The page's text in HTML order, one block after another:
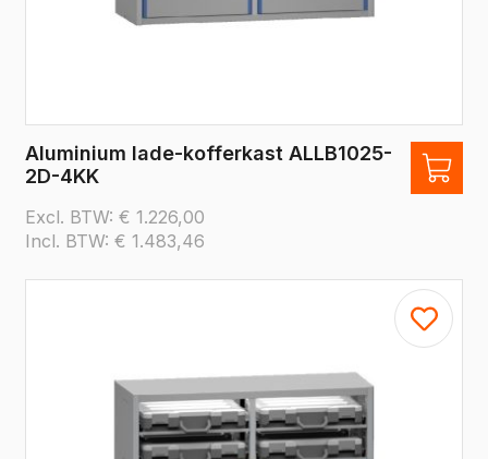
Aluminium lade-kofferkast ALLB1025-
2D-4KK
Excl. BTW: € 1.226,00
Incl. BTW: € 1.483,46